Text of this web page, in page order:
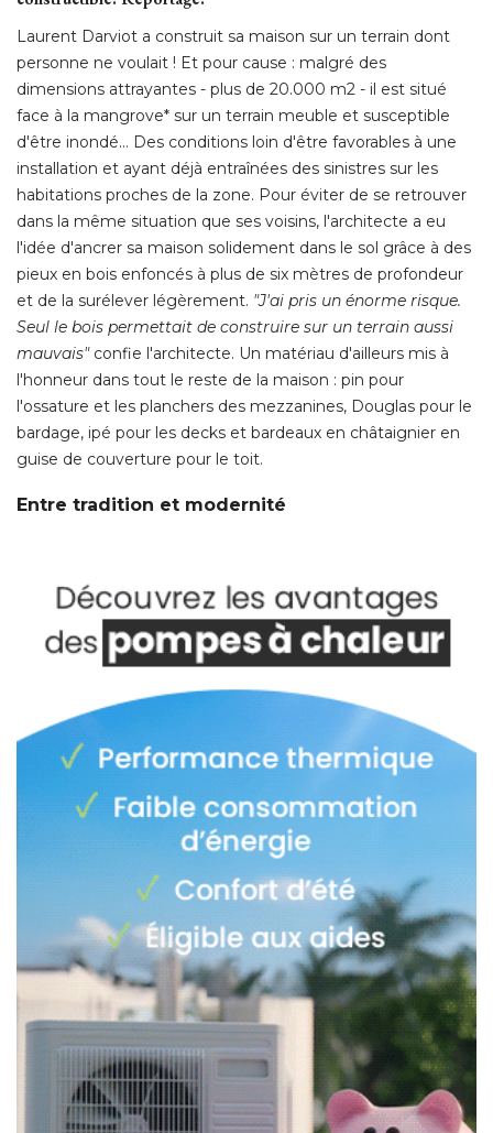
Laurent Darviot a construit sa maison sur un terrain dont
personne ne voulait ! Et pour cause : malgré des
dimensions attrayantes - plus de 20.000 m2 - il est situé
face à la mangrove* sur un terrain meuble et susceptible
d'être inondé... Des conditions loin d'être favorables à une
installation et ayant déjà entraînées des sinistres sur les
habitations proches de la zone. Pour éviter de se retrouver
dans la même situation que ses voisins, l'architecte a eu
l'idée d'ancrer sa maison solidement dans le sol grâce à des
pieux en bois enfoncés à plus de six mètres de profondeur
et de la surélever légèrement. "J'ai pris un énorme risque.
Seul le bois permettait de construire sur un terrain aussi
mauvais" confie l'architecte. Un matériau d'ailleurs mis à
l'honneur dans tout le reste de la maison : pin pour
l'ossature et les planchers des mezzanines, Douglas pour le
bardage, ipé pour les decks et bardeaux en châtaignier en
guise de couverture pour le toit.
Entre tradition et modernité